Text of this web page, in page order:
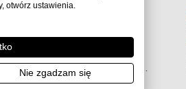
Atlas Concorde Brave Gypsum
75x75 Płytka Gresowa
otwórz ustawienia.
Nie zgadzam się